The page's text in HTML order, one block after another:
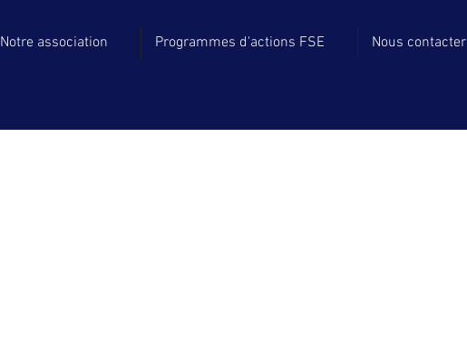
Notre association Programmes d'actions FSE Nous contacter